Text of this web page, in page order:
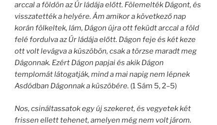
arccal a földön az Úr ládája előtt. Fölemelték Dágont, és
visszatették a helyére. Ám amikor a következő nap
korán fölkeltek, lám, Dágon újra ott feküdt arccal a föld
felé fordulva az Úr ládája előtt. Dágon feje és két keze
ott volt levágva a küszöbön, csak a törzse maradt meg
Dágonnak. Ezért Dágon papjai és akik Dágon
templomát látogatják, mind a mai napig nem lépnek
Asdódban Dágonnak a küszöbére. (1 Sám 5, 2–5)
Nos, csináltassatok egy új szekeret, és vegyetek két
frissen ellett tehenet, amelyen még nem volt járom.